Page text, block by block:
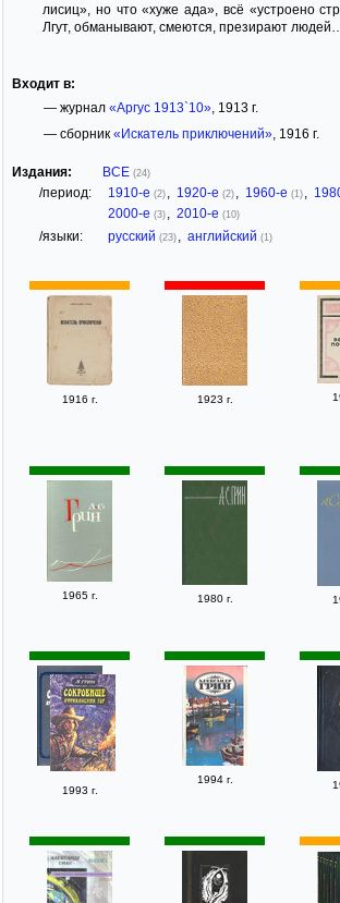
лисиц», но что «хуже ада», всё «устроено
Лгут, обманывают, смеются, презирают
Входит в:
— журнал «Аргус 1913`10», 1913 г.
— сборник «Искатель приключений», 1916 г.
Издания: ВСЕ (24)
/период: 1910-е (2) 1920-е (2) 1960-е (1)
2000-е (3) 2010-е (10)
/языки: русский (23) английский (1)
1916 г. 1923 г.
1965 г. 1980 г.
1993 г.
1994 г.